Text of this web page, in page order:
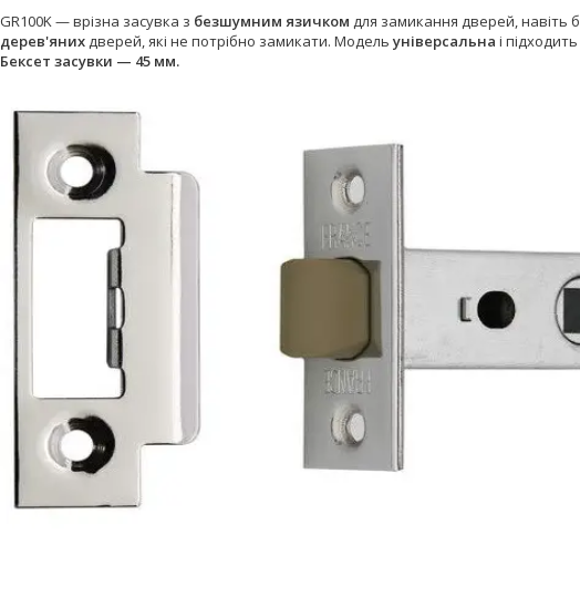
GR100K — врізна засувка з безшумним язичком для замикання дверей, навіть
дерев'яних дверей, які не потрібно замикати. Модель універсальна і
Бексет засувки — 45 мм.